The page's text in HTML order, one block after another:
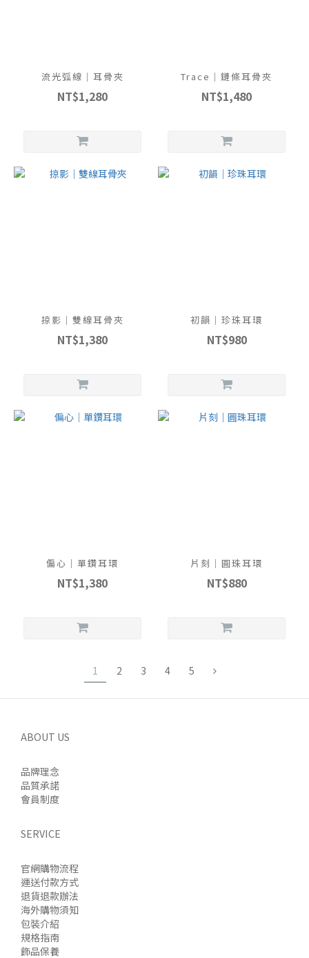
流光弧線｜耳骨夾
NT$1,280
Trace｜鏈條耳骨夾
NT$1,480
掠影｜雙線耳骨夾
NT$1,380
初韻｜珍珠耳環
NT$980
偏心｜單鑽耳環
NT$1,380
片刻｜圓珠耳環
NT$880
1 2 3 4 5
ABOUT US
品牌理念
品質承諾
會員制度
SERVICE
官網購物流程
運送付款方式
退貨退款辦法
海外購物須知
包裝介紹
規格指南
飾品保養